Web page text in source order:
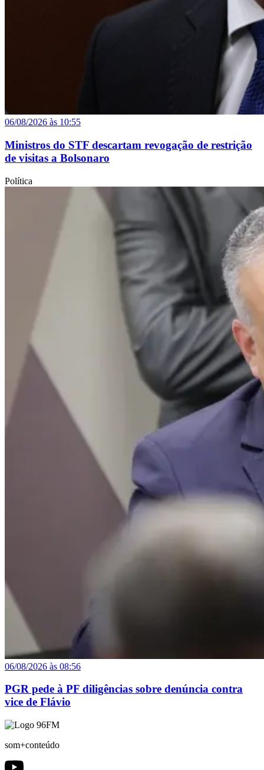
06/08/2026 às 10:55
Ministros do STF descartam revogação de restrição
de visitas a Bolsonaro
Política
06/08/2026 às 08:56
PGR pede à PF diligências sobre denúncia contra
vice de Flávio
som+conteúdo